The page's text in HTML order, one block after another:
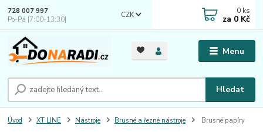
Menu
CZK
Hledat
728 007 997
Po-Pá |7:00-13:30|
0 ks
za 0 Kč
Úvod XT LINE Nástroje Brusné a řezné nástroje Brusné papíry